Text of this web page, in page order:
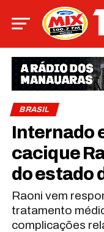
BRASIL
Internado
cacique
do estado
Raoni vem
tratamento
complicações